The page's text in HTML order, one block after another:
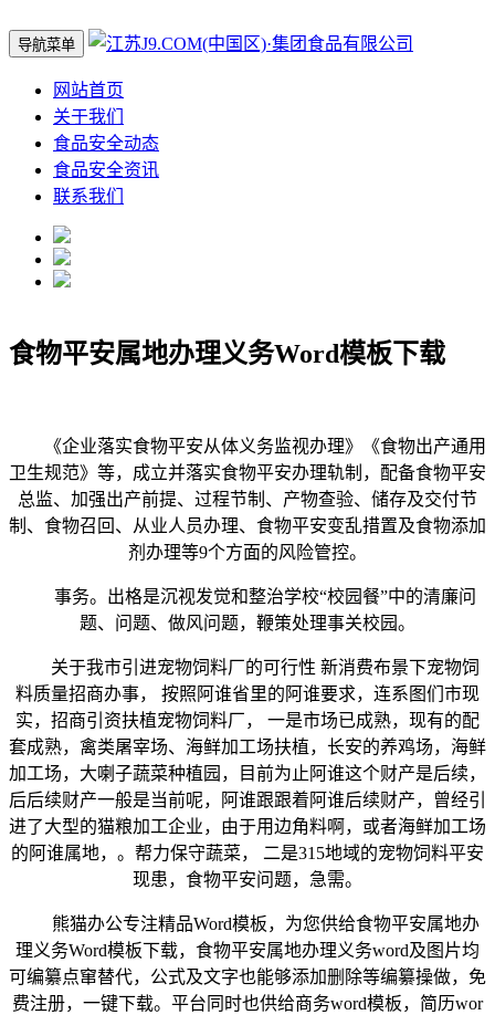
导航菜单
网站首页
关于我们
食品安全动态
食品安全资讯
联系我们
食物平安属地办理义务Word模板下载
《企业落实食物平安从体义务监视办理》《食物出产通用
卫生规范》等，成立并落实食物平安办理轨制，配备食物平安
总监、加强出产前提、过程节制、产物查验、储存及交付节
制、食物召回、从业人员办理、食物平安变乱措置及食物添加
剂办理等9个方面的风险管控。
事务。出格是沉视发觉和整治学校“校园餐”中的清廉问
题、问题、做风问题，鞭策处理事关校园。
关于我市引进宠物饲料厂的可行性 新消费布景下宠物饲
料质量招商办事， 按照阿谁省里的阿谁要求，连系图们市现
实，招商引资扶植宠物饲料厂， 一是市场已成熟，现有的配
套成熟，禽类屠宰场、海鲜加工场扶植，长安的养鸡场，海鲜
加工场，大喇子蔬菜种植园，目前为止阿谁这个财产是后续，
后后续财产一般是当前呢，阿谁跟跟着阿谁后续财产，曾经引
进了大型的猫粮加工企业，由于用边角料啊，或者海鲜加工场
的阿谁属地，。帮力保守蔬菜， 二是315地域的宠物饲料平安
现患，食物平安问题，急需。
熊猫办公专注精品Word模板，为您供给食物平安属地办
理义务Word模板下载，食物平安属地办理义务word及图片均
可编纂点窜替代，公式及文字也能够添加删除等编纂操做，免
费注册，一键下载。平台同时也供给商务word模板，简历wor